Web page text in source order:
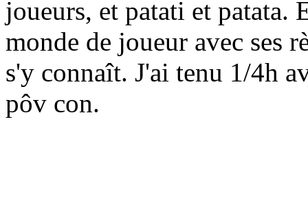
joueurs, et patati et patata.
monde de joueur avec ses
s'y connaît. J'ai tenu 1/4h
pôv con.